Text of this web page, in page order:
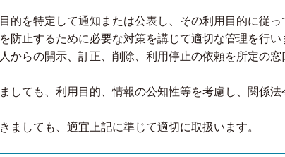
的を特定して通知または公表し、その利用目的に従っ
防止するために必要な対策を講じて適切な管理を行い
からの開示、訂正、削除、利用停止の依頼を所定の
しても、利用目的、情報の公知性等を考慮し、関係
ましても、適宜上記に準じて適切に取扱います。